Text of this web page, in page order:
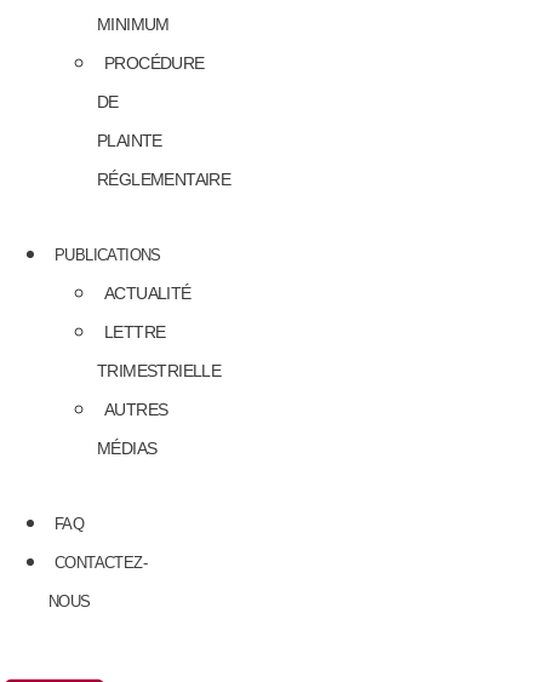
MINIMUM
PROCÉDURE
DE
PLAINTE
RÉGLEMENTAIRE
PUBLICATIONS
ACTUALITÉ
LETTRE
TRIMESTRIELLE
AUTRES
MÉDIAS
FAQ
CONTACTEZ-
NOUS